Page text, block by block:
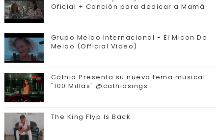
Oficial + Canción para dedicar a Mamá
Grupo Melao Internacional - El Micon De
Melao (Official Video)
Cáthia Presenta su nuevo tema musical
"100 Millas" @cathiasings
The King Flyp Is Back